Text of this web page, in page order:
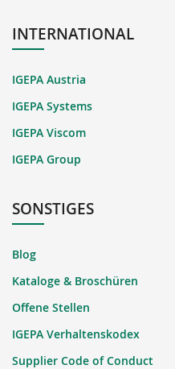
INTERNATIONAL
IGEPA Austria
IGEPA Systems
IGEPA Viscom
IGEPA Group
SONSTIGES
Blog
Kataloge & Broschüren
Offene Stellen
IGEPA Verhaltenskodex
Supplier Code of Conduct